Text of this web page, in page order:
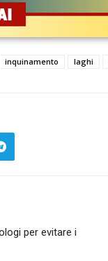
inquinamento laghi
per evitare i